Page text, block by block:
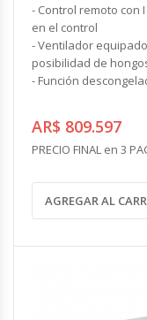
- Control remoto con
en el control
- Ventilador
posibilidad de
- Función
AR$ 809.597
PRECIO FINAL en 3
AGREGAR AL